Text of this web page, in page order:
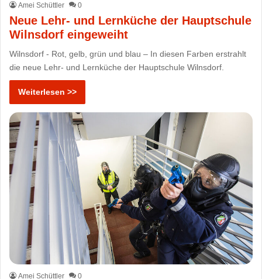
Amei Schüttler 0
Neue Lehr- und Lernküche der Hauptschule
Wilnsdorf eingeweiht
Wilnsdorf - Rot, gelb, grün und blau – In diesen Farben erstrahlt
die neue Lehr- und Lernküche der Hauptschule Wilnsdorf.
Weiterlesen >>
Amei Schüttler 0